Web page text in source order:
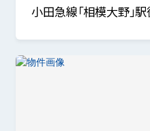
小田急線「相模大野」